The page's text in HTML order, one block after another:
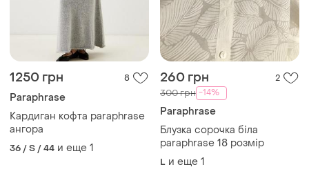
1250 грн 8
Paraphrase
Кардиган кофта paraphrase
ангора
36 / S / 44 и еще 1
260 грн 2
300 грн -14%
Paraphrase
Блузка сорочка біла
paraphrase 18 розмір
L и еще 1